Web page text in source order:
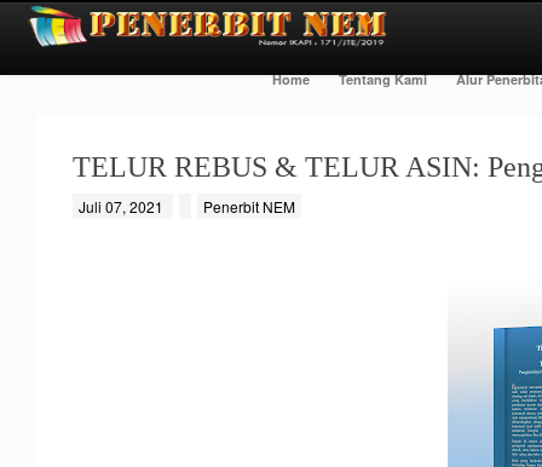
Home Tentang Kami Alur
TELUR REBUS & TELUR ASIN:
Juli 07, 2021 Penerbit NEM